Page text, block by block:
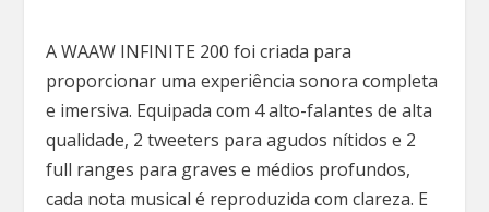
A WAAW INFINITE 200 foi criada para
proporcionar uma experiência sonora completa
e imersiva. Equipada com 4 alto-falantes de alta
qualidade, 2 tweeters para agudos nítidos e 2
full ranges para graves e médios profundos,
cada nota musical é reproduzida com clareza. E